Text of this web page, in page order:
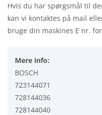
Hvis du har spørgsmål til
kan vi kontaktes på mail
bruge din maskines E nr.
Mere info:
BOSCH
723144071
728144036
728144040